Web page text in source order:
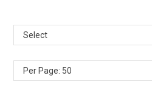
Select
Per Page: 50